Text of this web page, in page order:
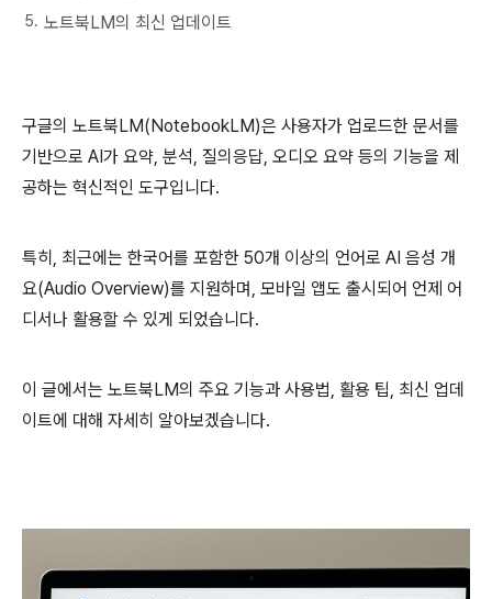
노트북LM의 최신 업데이트
구글의 노트북LM(NotebookLM)은 사용자가 업로드한 문서를
기반으로 AI가 요약, 분석, 질의응답, 오디오 요약 등의 기능을 제
공하는 혁신적인 도구입니다.
특히, 최근에는 한국어를 포함한 50개 이상의 언어로 AI 음성 개
요(Audio Overview)를 지원하며, 모바일 앱도 출시되어 언제 어
디서나 활용할 수 있게 되었습니다.
이 글에서는 노트북LM의 주요 기능과 사용법, 활용 팁, 최신 업데
이트에 대해 자세히 알아보겠습니다.